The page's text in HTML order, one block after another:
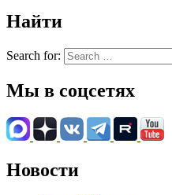
Найти
Search for:
Мы в соцсетях
Новости